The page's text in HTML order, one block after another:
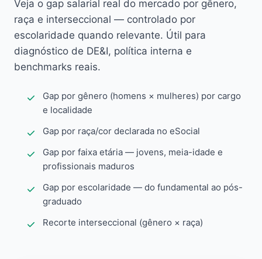
Veja o gap salarial real do mercado por gênero,
raça e interseccional — controlado por
escolaridade quando relevante. Útil para
diagnóstico de DE&I, política interna e
benchmarks reais.
Gap por gênero (homens × mulheres) por cargo
e localidade
Gap por raça/cor declarada no eSocial
Gap por faixa etária — jovens, meia-idade e
profissionais maduros
Gap por escolaridade — do fundamental ao pós-
graduado
Recorte interseccional (gênero × raça)